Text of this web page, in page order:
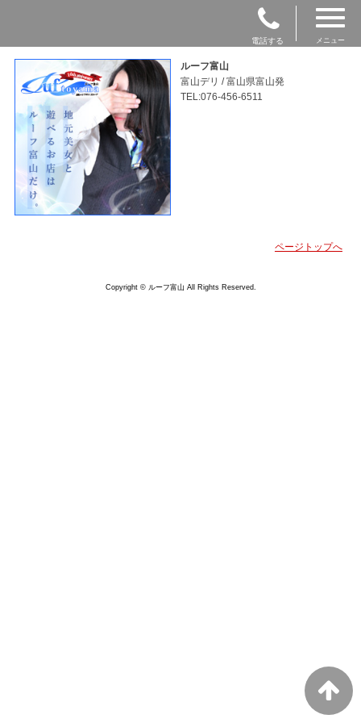
電話する メニュー
ルーフ富山
富山デリ / 富山県富山発
TEL:076-456-6511
ページトップへ
Copyright © ルーフ富山 All Rights Reserved.